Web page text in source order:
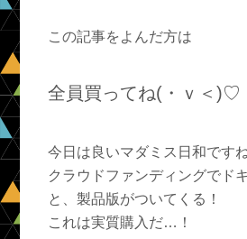
この記事をよんだ方は
全員買ってね(・ｖ＜)♡
今日は良いマダミス日和ですね
クラウドファンディングでド
と、製品版がついてくる！
これは実質購入だ…！